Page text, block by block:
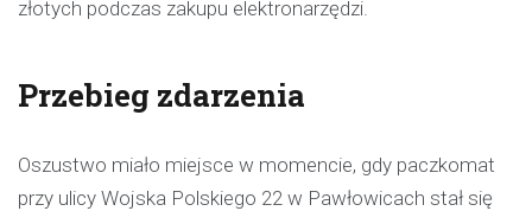
złotych podczas zakupu elektronarzędzi.
Przebieg zdarzenia
Oszustwo miało miejsce w momencie, gdy paczkomat
przy ulicy Wojska Polskiego 22 w Pawłowicach stał się